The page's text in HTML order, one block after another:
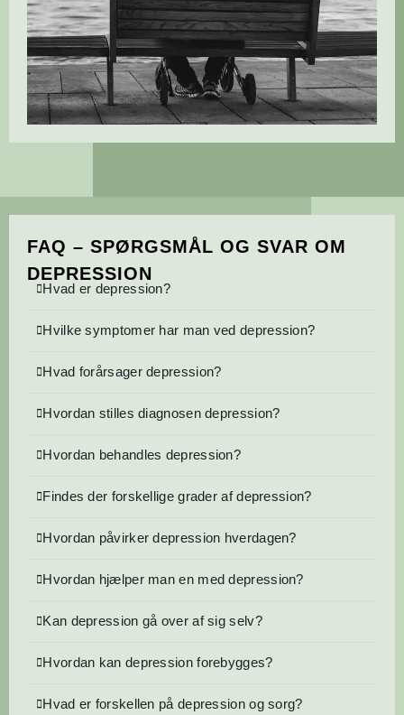
FAQ – SPØRGSMÅL OG SVAR OM
DEPRESSION
Hvad er depression?
Hvilke symptomer har man ved depression?
Hvad forårsager depression?
Hvordan stilles diagnosen depression?
Hvordan behandles depression?
Findes der forskellige grader af depression?
Hvordan påvirker depression hverdagen?
Hvordan hjælper man en med depression?
Kan depression gå over af sig selv?
Hvordan kan depression forebygges?
Hvad er forskellen på depression og sorg?